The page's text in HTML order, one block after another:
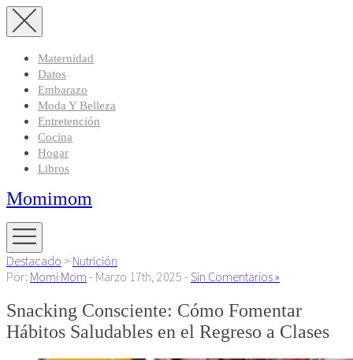
Maternidad
Datos
Embarazo
Moda Y Belleza
Entretención
Cocina
Hogar
Libros
Momimom
Destacado > Nutrición
Por: Momi Mom - Marzo 17th, 2025 - Sin Comentarios »
Snacking Consciente: Cómo Fomentar
Hábitos Saludables en el Regreso a Clases